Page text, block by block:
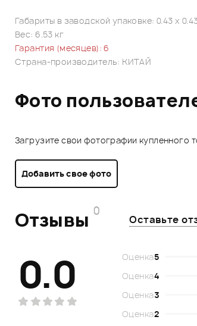
Габариты в заводской упаковке: 0.43 x
Вес: 6.53 кг
Гарантия (месяцев): 6
Страна-производитель: КИТАЙ
Фото
Загрузите свои фотографии купленного
Добавить свое фото
Отзывы 0
Оставьте
0.0 Оценка5
Оценка4
Оценка3
Оценка2